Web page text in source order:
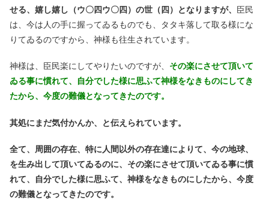
せる、嬉し嬉し（ウ〇四ウ〇四）の世（四）となりますが、 臣民
は、今は人の手に握ってゐるものでも、タタキ落して取る様にな
りてゐるのですから、神様も往生されています。
神様は、臣民楽にしてやりたいのですが、 その楽にさせて頂いて
ゐる事に慣れて、自分でした様に思ふて神様をなきものにしてき
たから、今度の難儀となってきたのです。
其処にまだ気付かんか、と伝えられています。
全て、周囲の存在、特に人間以外の存在達によりて、今の地球、
を生み出して頂いてゐるのに、その楽にさせて頂いてゐる事に慣
れて、自分でした様に思ふて、神様をなきものにしたから、今度
の難儀となってきたのです。